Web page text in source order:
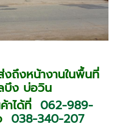
ถึงหน้างานในพื้นที่
บึง บ่อวิน
าได้ที่ 062-989-
038-340-207